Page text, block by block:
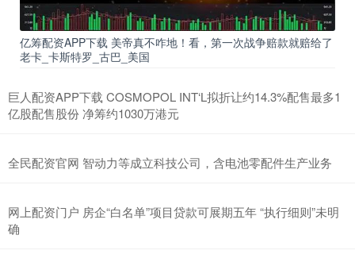
亿筹配资APP下载 美帝真不咋地！看，第一次战争赔款就赔给了
老卡_卡斯特罗_古巴_美国
巨人配资APP下载 COSMOPOL INT‘L拟折让约14.3%配售最多1
亿股配售股份 净筹约1030万港元
全民配资官网 智动力等成立科技公司，含电池零配件生产业务
网上配资门户 房企“白名单”项目贷款可展期五年 “执行细则”未明
确